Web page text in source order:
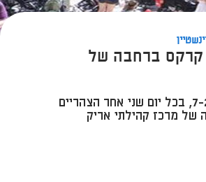
קרקס ברחבה של
קרקסי קיץ לגילי 7-2, בכל יום שני אחר הצהריים
של מרכז קהילתי אריק